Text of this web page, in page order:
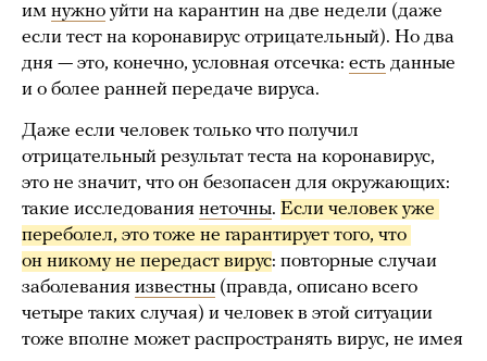
им нужно уйти на карантин на две недели (даже
если тест на коронавирус отрицательный). Но два
дня — это, конечно, условная отсечка: есть данные
и о более ранней передаче вируса.
Даже если человек только что получил
отрицательный результат теста на коронавирус,
это не значит, что он безопасен для окружающих:
такие исследования неточны. Если человек уже
переболел, это тоже не гарантирует того, что
он никому не передаст вирус: повторные случаи
заболевания известны (правда, описано всего
четыре таких случая) и человек в этой ситуации
тоже вполне может распространять вирус, не имея